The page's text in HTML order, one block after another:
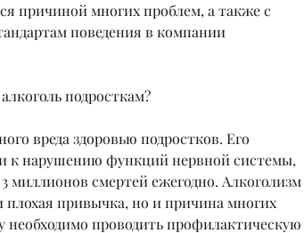
причиной многих проблем, а также с
поведения в компании
подросткам?
вреда здоровью подростков. Его
к нарушению функций нервной системы,
миллионов смертей ежегодно. Алкоголизм
плохая привычка, но и причина многих
проводить профилактическую